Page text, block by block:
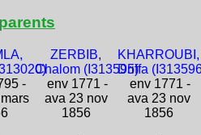
-
ZERBIB,
Chalom (I313595)
env 1771 -
ava 23 nov
1856
KHARROUBI,
Driffa
env 1771 -
ava 23 nov
1856